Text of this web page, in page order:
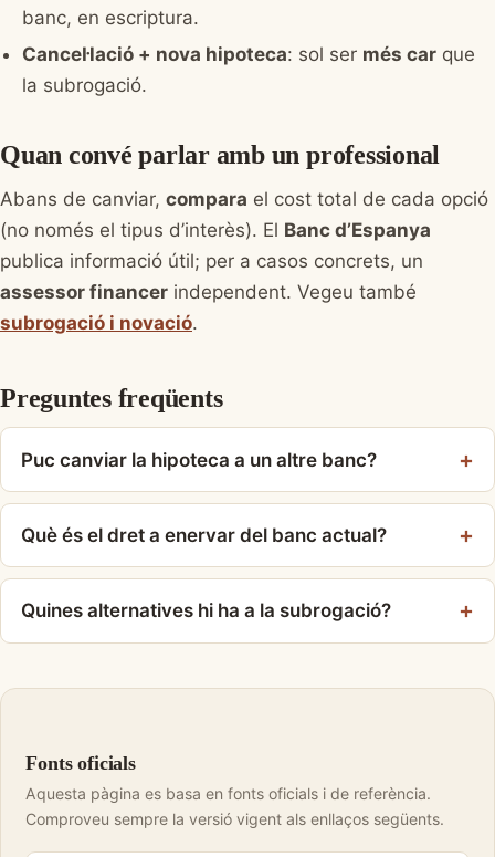
banc, en escriptura.
Cancel·lació + nova hipoteca: sol ser més car que
la subrogació.
Quan convé parlar amb un professional
Abans de canviar, compara el cost total de cada opció
(no només el tipus d’interès). El Banc d’Espanya
publica informació útil; per a casos concrets, un
assessor financer independent. Vegeu també
subrogació i novació.
Preguntes freqüents
Puc canviar la hipoteca a un altre banc?
Què és el dret a enervar del banc actual?
Quines alternatives hi ha a la subrogació?
Fonts oficials
Aquesta pàgina es basa en fonts oficials i de referència.
Comproveu sempre la versió vigent als enllaços següents.